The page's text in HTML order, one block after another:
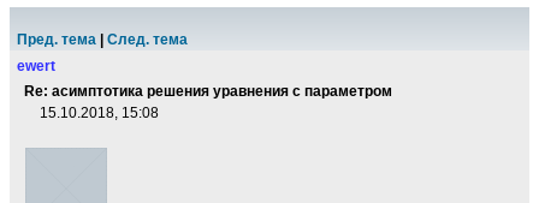
Пред. тема
След. тема
ewert
Re: асимптотика решения уравнения с параметром
15.10.2018, 15:08